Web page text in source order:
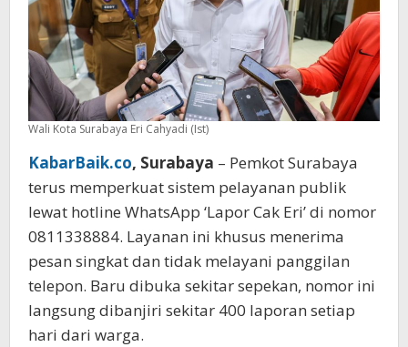
Wali Kota Surabaya Eri Cahyadi (Ist)
KabarBaik.co, Surabaya – Pemkot Surabaya
terus memperkuat sistem pelayanan publik
lewat hotline WhatsApp ‘Lapor Cak Eri’ di nomor
0811338884. Layanan ini khusus menerima
pesan singkat dan tidak melayani panggilan
telepon. Baru dibuka sekitar sepekan, nomor ini
langsung dibanjiri sekitar 400 laporan setiap
hari dari warga.